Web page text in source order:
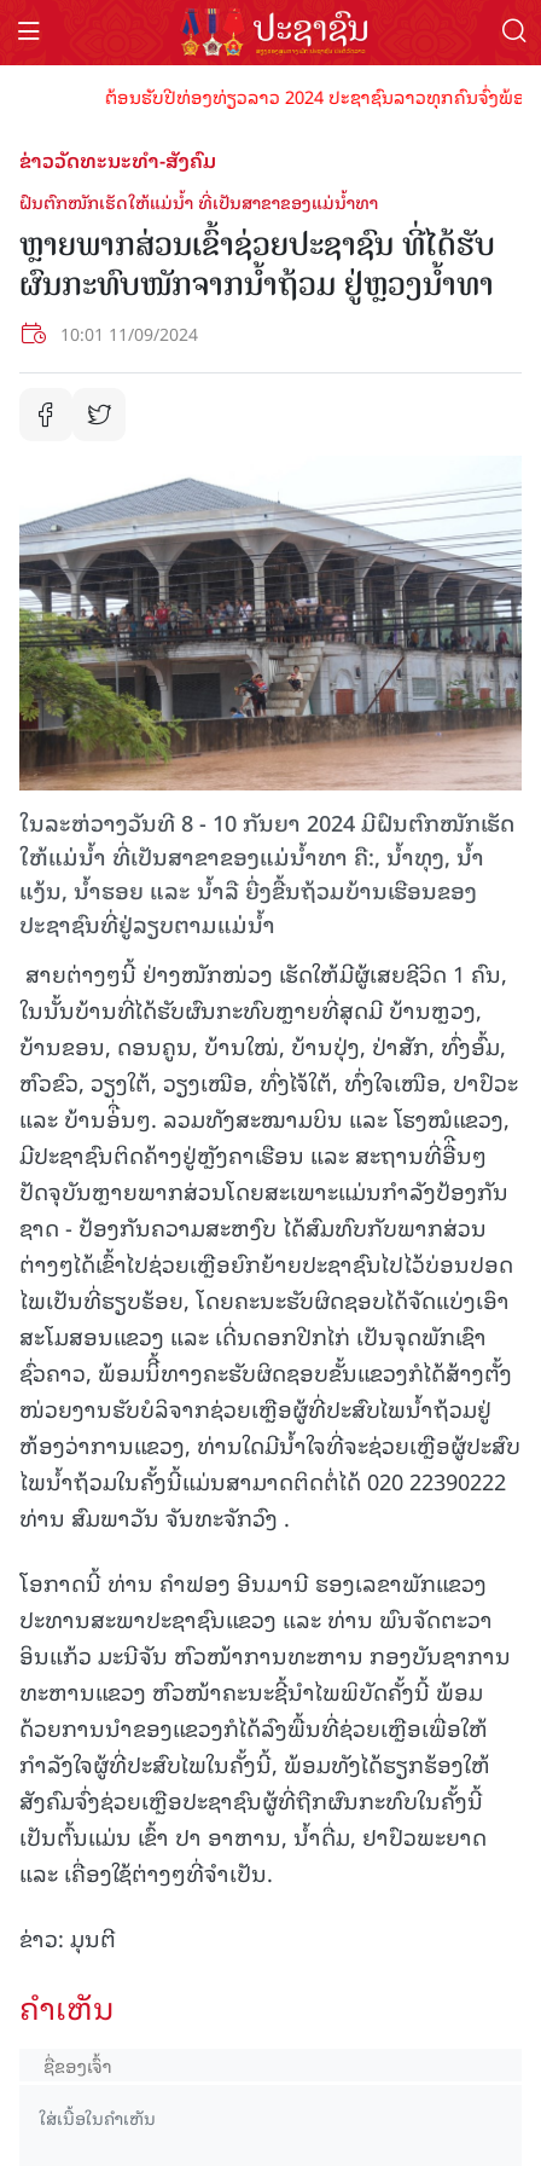
ຕ້ອນຮັບປີທ່ອງທ່ຽວລາວ 2024 ປະຊາຊົນລາວທຸກຄົນຈົ່ງພ້ອມ
ຂ່າວວັດທະນະທຳ-ສັງຄົມ
ຝົນຕົກໜັກເຮັດໃຫ້ແມ່ນໍ້າ ທີ່ເປັນສາຂາຂອງແມ່ນໍ້າທາ
ຫຼາຍພາກສ່ວນເຂົ້າຊ່ວຍປະຊາຊົນ ທີ່ໄດ້ຮັບ
ຜົນກະທົບໜັກຈາກນໍ້າຖ້ວມ ຢູ່ຫຼວງນ້ຳທາ
10:01 11/09/2024
ໃນລະຫ່ວາງວັນທີ 8 - 10 ກັນຍາ 2024 ມີຝົນຕົກໜັກເຮັດ
ໃຫ້ແມ່ນໍ້າ ທີ່ເປັນສາຂາຂອງແມ່ນໍ້າທາ ຄື:, ນໍ້າທຸງ, ນ້ຳ
ແງ້ນ, ນ້ຳຮອຍ ແລະ ນໍ້າລື ຍື່ງຂື້ນຖ້ວມບ້ານເຮືອນຂອງ
ປະຊາຊົນທີ່ຢູ່ລຽບຕາມແມ່ນໍ້າ
ສາຍຕ່າງໆນີ້ ຢ່າງໜັກໜ່ວງ ເຮັດໃຫ້ມີຜູ້ເສຍຊີວິດ 1 ຄົນ,
ໃນນັ້ນບ້ານທີ່ໄດ້ຮັບຜົນກະທົບຫຼາຍທີ່ສຸດມີ ບ້ານຫຼວງ,
ບ້ານຂອນ, ດອນຄູນ, ບ້ານໃໝ່, ບ້ານປຸ່ງ, ປ່າສັກ, ທົ່ງອົ້ມ,
ຫົວຂົວ, ວຽງໃຕ້, ວຽງເໝືອ, ທົ່ງໄຈ້ໃຕ້, ທົ່ງໃຈເໜືອ, ປາປົວະ
ແລະ ບ້ານອ່ື່ນໆ. ລວມທັງສະໝາມບິນ ແລະ ໂຮງໝໍແຂວງ,
ມີປະຊາຊົນຕິດຄ້າງຢູ່ຫຼັງຄາເຮືອນ ແລະ ສະຖານທີ່ອື່ີນໆ
ປັດຈຸບັນຫຼາຍພາກສ່ວນໂດຍສະເພາະແມ່ນກຳລັງປ້ອງກັນ
ຊາດ - ປ້ອງກັນຄວາມສະຫງົບ ໄດ້ສົມທົບກັບພາກສ່ວນ
ຕ່າງໆໄດ້ເຂົ້າໄປຊ່ວຍເຫຼືອຍົກຍ້າຍປະຊາຊົນໄປໄວ້ບ່ອນປອດ
ໄພເປັນທີ່ຮຽບຮ້ອຍ, ໂດຍຄະນະຮັບຜິດຊອບໄດ້ຈັດແບ່ງເອົາ
ສະໂມສອນແຂວງ ແລະ ເດີ່ນດອກປີກໄກ່ ເປັນຈຸດພັກເຊົາ
ຊົ່ວຄາວ, ພ້ອມນິີ້ທາງຄະຮັບຜິດຊອບຂັ້ນແຂວງກໍໄດ້ສ້າງຕັ້ງ
ໜ່ວຍງານຮັບບໍລິຈາກຊ່ວຍເຫຼືອຜູ້ທີ່ປະສົບໄພນໍ້າຖ້ວມຢູ່
ຫ້ອງວ່າການແຂວງ, ທ່ານໃດມີນໍ້າໃຈທີ່ຈະຊ່ວຍເຫຼືອຜູ້ປະສົບ
ໄພນໍ້າຖ້ວມໃນຄັ້ງນີ້ແມ່ນສາມາດຕິດຕໍ່ໄດ້ 020 22390222
ທ່ານ ສົມພາວັນ ຈັນທະຈັກວົງ .
ໂອກາດນີ້ ທ່ານ ຄຳຟອງ ອີນມານີ ຮອງເລຂາພັກແຂວງ
ປະທານສະພາປະຊາຊົນແຂວງ ແລະ ທ່ານ ພົນຈັດຕະວາ
ອິນແກ້ວ ມະນີຈັນ ຫົວໜ້າການທະຫານ ກອງບັນຊາການ
ທະຫານແຂວງ ຫົວໜ້າຄະນະຊີ້ນຳໄພພິບັດຄັ້ງນີ້ ພ້ອມ
ດ້ວຍການນຳຂອງແຂວງກໍໄດ້ລົງພື້ນທີ່ຊ່ວຍເຫຼືອເພື່ອໃຫ້
ກຳລັງໃຈຜູ້ທີ່ປະສົບໄພໃນຄັ້ງນີ້, ພ້ອມທັງໄດ້ຮຽກຮ້ອງໃຫ້
ສັງຄົມຈົ່ງຊ່ວຍເຫຼືອປະຊາຊົນຜູ້ທີ່ຖືກຜົນກະທົບໃນຄັ້ງນີ້
ເປັນຕົ້ນແມ່ນ ເຂົ້າ ປາ ອາຫານ, ນໍ້າດື່ມ, ຢາປົວພະຍາດ
ແລະ ເຄື່ອງໃຊ້ຕ່າງໆທີ່ຈຳເປັນ.
ຂ່າວ: ມຸນຕີ
ຄໍາເຫັນ